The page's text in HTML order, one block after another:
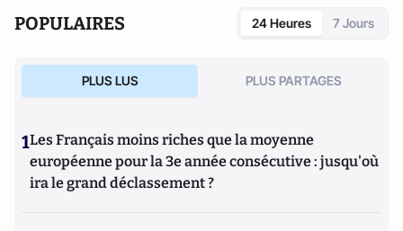
POPULAIRES 24 Heures 7 Jours
PLUS LUS PLUS PARTAGES
1Les Français moins riches que la moyenne
européenne pour la 3e année consécutive : jusqu'où
ira le grand déclassement ?